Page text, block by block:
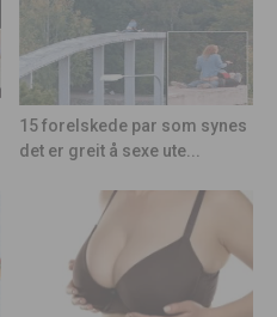
15 forelskede par som synes
det er greit å sexe ute...